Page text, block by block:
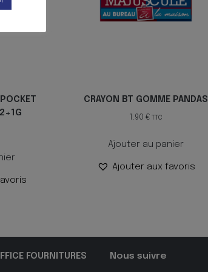
CRAYON BT GOMME PANDAS
1.90€ TTC
Ajouter au panier
Ajouter aux favoris
FOURNITURES Nous suivre